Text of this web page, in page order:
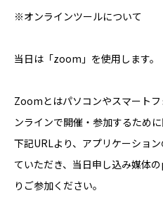
※オンラインツールについて
当日は「zoom」を使用します。
Zoomとはパソコンやスマート
ンラインで開催・参加するため
下記URLより、アプリケーショ
ていただき、当日申し込み媒体
りご参加ください。